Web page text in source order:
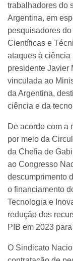
trabalhadores do
Argentina, em
pesquisadores
Científicas e
ataques à
presidente Javier
vinculada ao
da Argentina,
ciência e da
De acordo com a
por meio da
da Chefia de
ao Congresso
descumprimento
o financiamento
Tecnologia e
redução dos
PIB em 2023
O Sindicato